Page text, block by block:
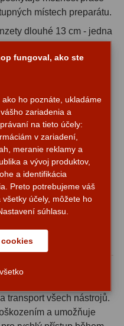
místech preparátu.
dlouhé 13 cm - jedna
manipulaci a druhá s
uchopení citlivých
špičkami (11 cm)
vzorků různých
zahrnuje kvalitní
což zajišťuje vždy
nejnáročnější
pipety s
dávkování tekutin a
plastové zkumavky s
pro skladování a
v elegantním
na zip, které
transport všech nástrojů.
a umožňuje
fungoval, ako ste
ho poznáte, ukladáme
zariadenia a
na tieto účely:
v zariadení,
meranie reklamy a
a vývoj produktov,
a identifikácia
Preto potrebujeme váš
účely, môžete ho
súhlasu.